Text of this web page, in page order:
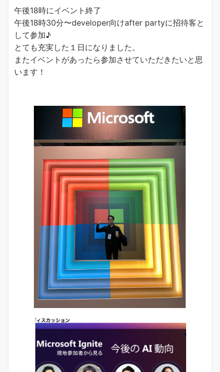
午後18時にイベント終了
午後18時30分〜developer向けafter partyに招待客と
して参加♪
とても充実した１日になりました。
またイベントがあったら参加させていただきたいと思
います！